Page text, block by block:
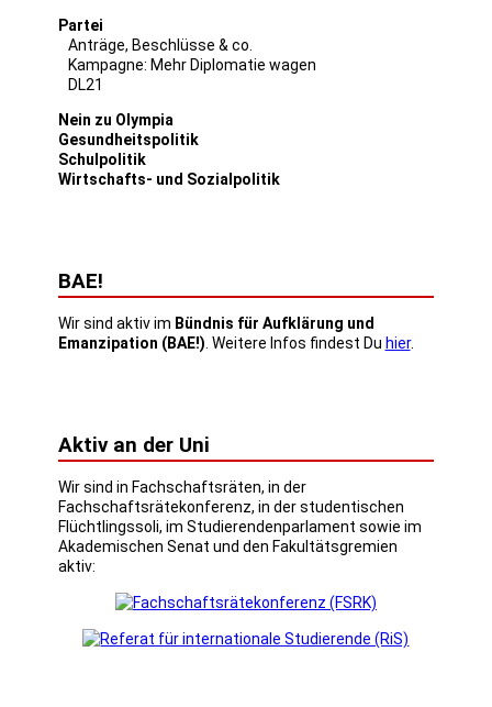
Partei
Anträge, Beschlüsse & co.
Kampagne: Mehr Diplomatie wagen
DL21
Nein zu Olympia
Gesundheitspolitik
Schulpolitik
Wirtschafts- und Sozialpolitik
BAE!
Wir sind aktiv im Bündnis für Aufklärung und
Emanzipation (BAE!) . Weitere Infos findest Du hier.
Aktiv an der Uni
Wir sind in Fachschaftsräten, in der
Fachschaftsrätekonferenz, in der studentischen
Flüchtlingssoli, im Studierendenparlament sowie im
Akademischen Senat und den Fakultätsgremien
aktiv: